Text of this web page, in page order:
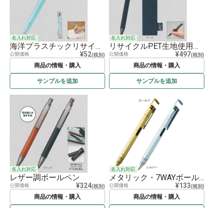
名入れ対応
海洋プラスチックリサイクルボールペン
公開価格 ¥52(税別)
商品の情報・購入
サンプルを追加
名入れ対応
リサイクルPET生地使用ボールペン（ケース入り）
公開価格 ¥497(税別)
商品の情報・購入
サンプルを追加
名入れ対応
レザー調ボールペン
公開価格 ¥324(税別)
商品の情報・購入
名入れ対応
メタリック・7WAYボールペン
公開価格 ¥133(税別)
商品の情報・購入